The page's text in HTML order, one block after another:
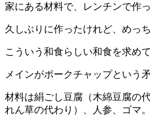
家にある材料で、レンチンで作
久しぶりに作ったけれど、めっ
こういう和食らしい和食を求め
メインがポークチャップという
材料は絹ごし豆腐（木綿豆腐の
れん草の代わり）、人参、ゴマ。